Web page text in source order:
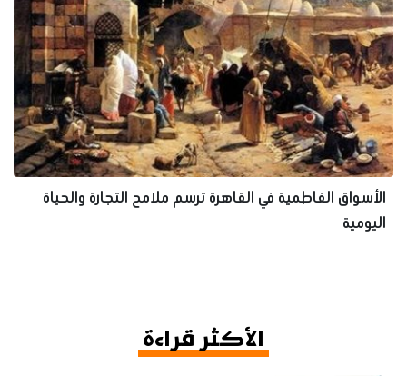
الأسواق الفاطمية في القاهرة ترسم ملامح التجارة والحياة
اليومية
الأكثر قراءة